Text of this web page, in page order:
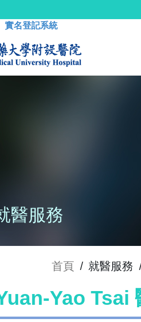
實名登記系統
醫服務
首頁 / 就醫服務
Yao Tsai